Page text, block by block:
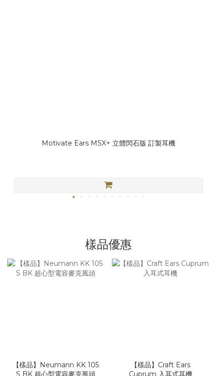
Motivate Ears MSX+ 立體閃石版 訂製耳機
樣品優惠
【樣品】Neumann KK 105
S BK 超心型電容麥克風頭
【樣品】Craft Ears
Cuprum 入耳式耳機